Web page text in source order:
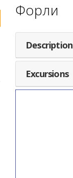
Форли
Description
Excursions